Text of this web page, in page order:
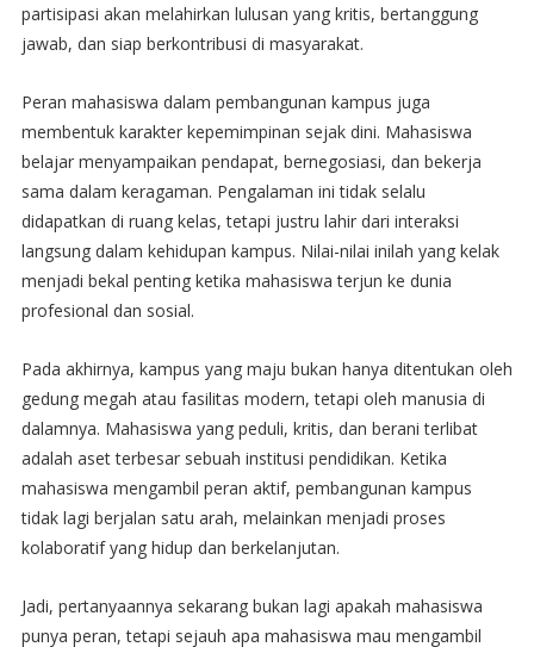
partisipasi akan melahirkan lulusan yang kritis, bertanggung
jawab, dan siap berkontribusi di masyarakat.
Peran mahasiswa dalam pembangunan kampus juga
membentuk karakter kepemimpinan sejak dini. Mahasiswa
belajar menyampaikan pendapat, bernegosiasi, dan bekerja
sama dalam keragaman. Pengalaman ini tidak selalu
didapatkan di ruang kelas, tetapi justru lahir dari interaksi
langsung dalam kehidupan kampus. Nilai-nilai inilah yang kelak
menjadi bekal penting ketika mahasiswa terjun ke dunia
profesional dan sosial.
Pada akhirnya, kampus yang maju bukan hanya ditentukan oleh
gedung megah atau fasilitas modern, tetapi oleh manusia di
dalamnya. Mahasiswa yang peduli, kritis, dan berani terlibat
adalah aset terbesar sebuah institusi pendidikan. Ketika
mahasiswa mengambil peran aktif, pembangunan kampus
tidak lagi berjalan satu arah, melainkan menjadi proses
kolaboratif yang hidup dan berkelanjutan.
Jadi, pertanyaannya sekarang bukan lagi apakah mahasiswa
punya peran, tetapi sejauh apa mahasiswa mau mengambil